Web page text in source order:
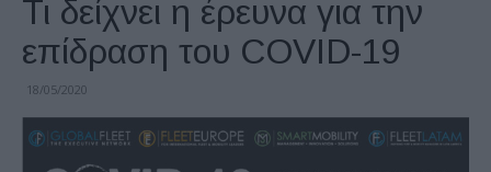
Τι δείχνει η έρευνα για την
επίδραση του COVID-19
18/05/2020